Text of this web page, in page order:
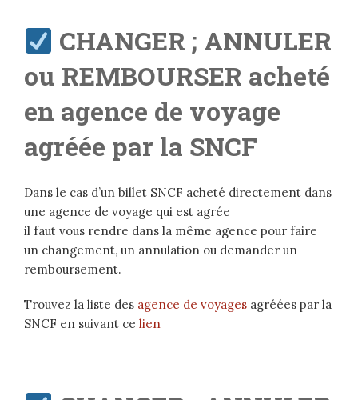
CHANGER ; ANNULER
ou REMBOURSER acheté
en agence de voyage
agréée par la SNCF
Dans le cas d’un billet SNCF acheté directement dans
une agence de voyage qui est agrée
il faut vous rendre dans la même agence pour faire
un changement, un annulation ou demander un
remboursement.
Trouvez la liste des agence de voyages agréées par la
SNCF en suivant ce lien